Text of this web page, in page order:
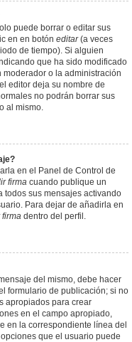
puede borrar o editar sus
en en botón editar(a veces
de tiempo). Si alguien
que ha sido modificado
o la administración
editor deja su nombre de
no podrán borrar sus
al mismo.
en el Panel de Control de
firma cuando publique un
todos sus mensajes activando
Para dejar de añadirla en
firma dentro del perfil.
del mismo, debe hacer
formulario de publicación; si no
apropiados para crear
en el campo apropiado,
en la correspondiente línea del
que el usuario puede